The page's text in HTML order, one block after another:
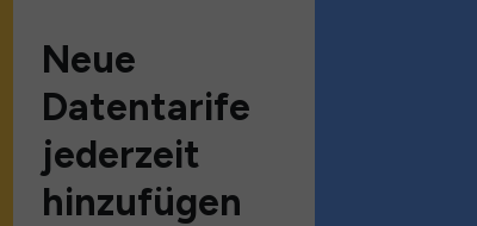
Neue
Datentarife
jederzeit
hinzufügen